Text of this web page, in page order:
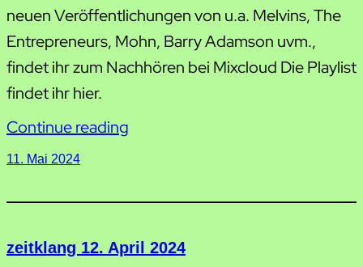
neuen Veröffentlichungen von u.a. Melvins, The
Entrepreneurs, Mohn, Barry Adamson uvm.,
findet ihr zum Nachhören bei Mixcloud Die Playlist
findet ihr hier.
Continue reading
11. Mai 2024
zeitklang 12. April 2024